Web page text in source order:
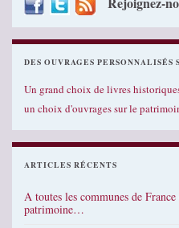
DES OUVRAGES PERSONNALISÉS
Un grand choix de livres
un choix d'ouvrages sur le
ARTICLES RÉCENTS
A toutes les communes de
patrimoine…